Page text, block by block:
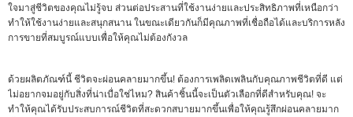
ใจมาสู่ชีวิตของคุณไม่รู้จบ ส่วนต่อประสานที่ใช้งานง่ายและประสิทธิภาพที่เหนือกว่า
ทำให้ใช้งานง่ายและสนุกสนาน ในขณะเดียวกันก็มีคุณภาพที่เชื่อถือได้และบริการหลัง
การขายที่สมบูรณ์แบบเพื่อให้คุณไม่ต้องกังวล
ด้วยผลิตภัณฑ์นี้ ชีวิตจะผ่อนคลายมากขึ้น! ต้องการเพลิดเพลินกับคุณภาพชีวิตที่ดี แต่
ไม่อยากจมอยู่กับสิ่งที่น่าเบื่อใช่ไหม? สินค้าชิ้นนี้จะเป็นตัวเลือกที่ดีสำหรับคุณ! จะ
ทำให้คุณได้รับประสบการณ์ชีวิตที่สะดวกสบายมากขึ้นเพื่อให้คุณรู้สึกผ่อนคลายมาก